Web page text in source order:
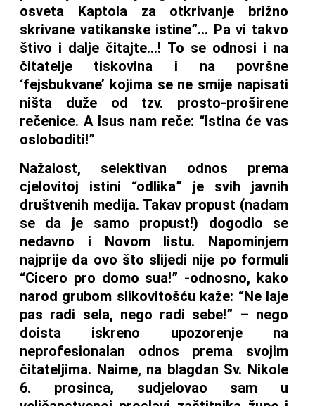
osveta Kaptola za otkrivanje brižno
skrivane vatikanske istine”… Pa vi takvo
štivo i dalje čitajte…! To se odnosi i na
čitatelje tiskovina i na površne
‘fejsbukvane’ kojima se ne smije napisati
ništa duže od tzv. prosto-proširene
rečenice. A Isus nam reče: “Istina će vas
osloboditi!”
Nažalost, selektivan odnos prema
cjelovitoj istini “odlika” je svih javnih
društvenih medija. Takav propust (nadam
se da je samo propust!) dogodio se
nedavno i Novom listu. Napominjem
najprije da ovo što slijedi nije po formuli
“Cicero pro domo sua!” -odnosno, kako
narod grubom slikovitošću kaže: “Ne laje
pas radi sela, nego radi sebe!” – nego
doista iskreno upozorenje na
neprofesionalan odnos prema svojim
čitateljima. Naime, na blagdan Sv. Nikole
6. prosinca, sudjelovao sam u